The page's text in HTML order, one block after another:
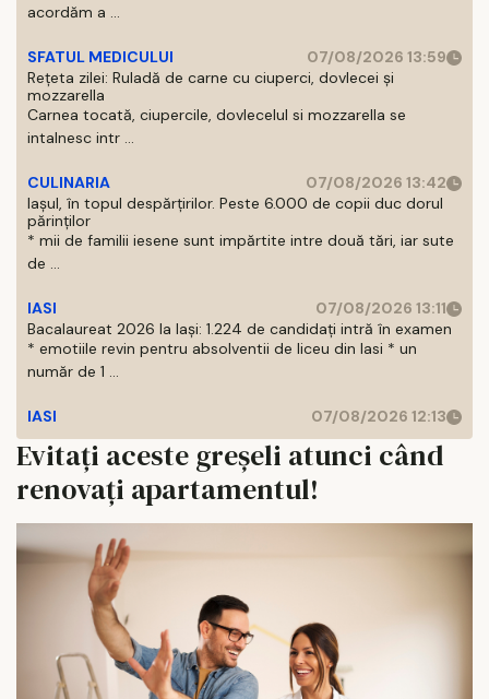
acordăm a ...
SFATUL MEDICULUI
07/08/2026 13:59
Rețeta zilei: Ruladă de carne cu ciuperci, dovlecei și
mozzarella
Carnea tocată, ciupercile, dovlecelul si mozzarella se
intalnesc intr ...
CULINARIA
07/08/2026 13:42
Iașul, în topul despărțirilor. Peste 6.000 de copii duc dorul
părinților
* mii de familii iesene sunt impărtite intre două tări, iar sute
de ...
IASI
07/08/2026 13:11
Bacalaureat 2026 la Iași: 1.224 de candidați intră în examen
* emotiile revin pentru absolventii de liceu din Iasi * un
număr de 1 ...
IASI 07/08/2026 12:13
Evitați aceste greșeli atunci când
renovați apartamentul!